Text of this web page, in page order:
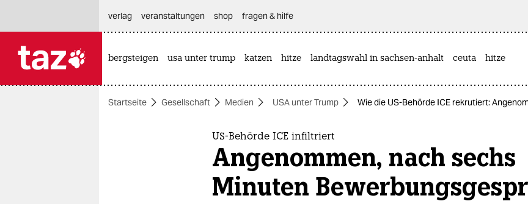
themen
verlag
veranstaltungen shop fragen & hilfe
bergsteigen usa unter trump katzen hitze landtagswahl in sachsen-anhalt ceuta hitze
Startseite Gesellschaft Medien USA unter Trump Wie die US-Behörde ICE rekrutiert:
US-Behörde ICE infiltriert
Angenommen, nach sechs
Minuten